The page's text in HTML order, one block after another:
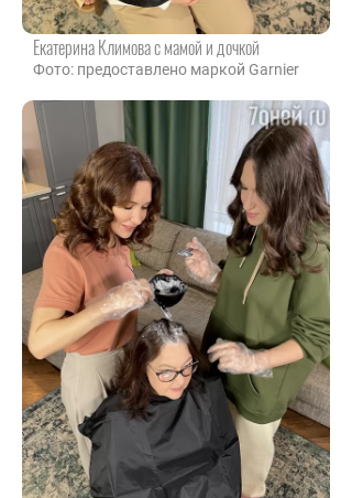
Екатерина Климова с мамой и дочкой
Фото: предоставлено маркой Garnier